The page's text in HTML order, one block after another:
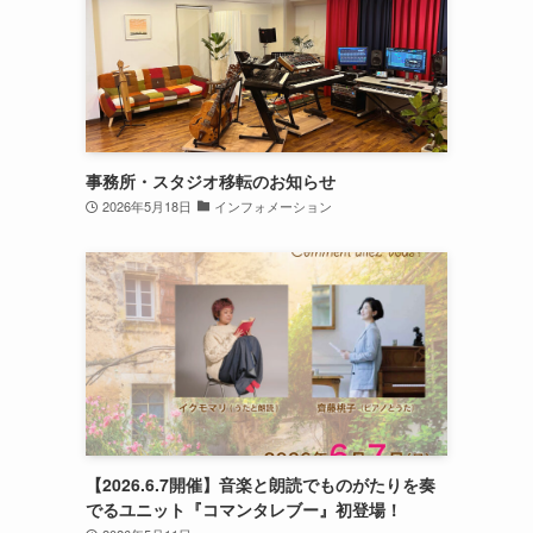
事務所・スタジオ移転のお知らせ
2026年5月18日 インフォメーション
【2026.6.7開催】音楽と朗読でものがたりを奏
でるユニット『コマンタレブー』初登場！